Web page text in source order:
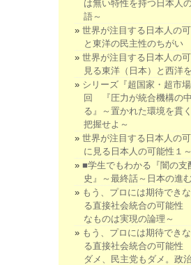
は無い特性を持つ日本人
語～
世界が注目する日本人の
と東洋の民主性のちがい
世界が注目する日本人の
見る東洋（日本）と西洋
シリーズ『超国家・超市
回 『圧力が統合機構の
る』～置かれた環境を貫
把握せよ～
世界が注目する日本人の
に見る日本人の可能性１～
■学生でもわかる『闇の支
史』～最終話～日本の進
もう、プロには期待でき
る直接社会統合の可能
なものは実現の論理～
もう、プロには期待でき
る直接社会統合の可能
ダメ、民主党もダメ。政